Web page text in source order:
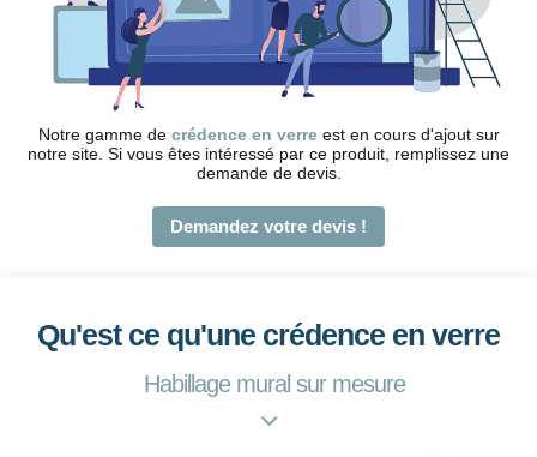
Notre gamme de crédence en verreest en cours d'ajout sur
notre site. Si vous êtes intéressé par ce produit, remplissez une
demande de devis.
Demandez votre devis !
Qu'est ce qu'une crédence en verre
Habillage mural sur mesure